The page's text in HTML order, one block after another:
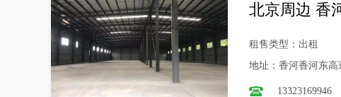
北京周边 香
租售类型：出租
地址：香河香河东高
13323169946